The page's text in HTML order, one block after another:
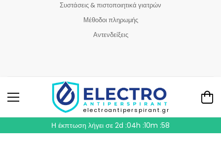
Συστάσεις & πιστοποιητικά γιατρών
Μέθοδοι πληρωμής
Αντενδείξεις
electroantiperspirant.gr
Η έκπτωση λήγει σε 2d :04h :10m :56